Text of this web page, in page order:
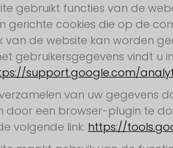
gebruikt functies van de
gerichte cookies die op de
van de website kan worden
gebruikersgegevens vindt u
support.google.com/
van uw gegevens
door een browser-plugin te
volgende link: https://